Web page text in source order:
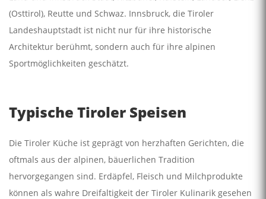
(Osttirol), Reutte und Schwaz. Innsbruck, die Tiroler
Landeshauptstadt ist nicht nur für ihre historische
Architektur berühmt, sondern auch für ihre alpinen
Sportmöglichkeiten geschätzt.
Typische Tiroler Speisen
Die Tiroler Küche ist geprägt von herzhaften Gerichten, die
oftmals aus der alpinen, bäuerlichen Tradition
hervorgegangen sind. Erdäpfel, Fleisch und Milchprodukte
können als wahre Dreifaltigkeit der Tiroler Kulinarik gesehen